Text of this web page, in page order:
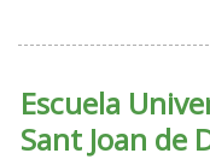
Escuela
Sant Joan de